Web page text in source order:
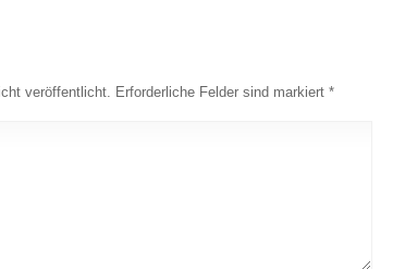
veröffentlicht. Erforderliche Felder sind markiert *